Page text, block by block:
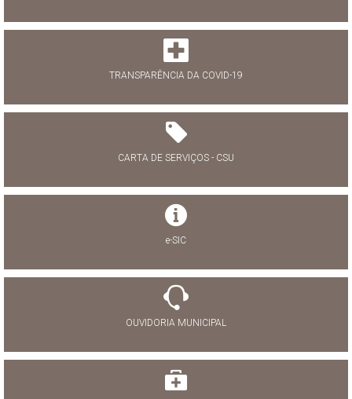
TRANSPARÊNCIA DA COVID-19
CARTA DE SERVIÇOS - CSU
e-SIC
OUVIDORIA MUNICIPAL